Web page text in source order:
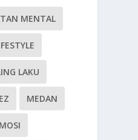
MENTAL
LAKU
MEDAN